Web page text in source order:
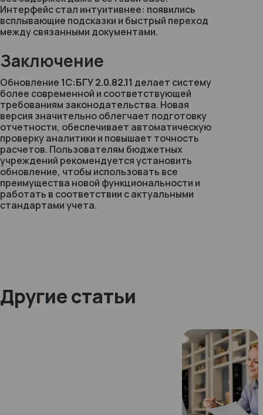
Интерфейс стал интуитивнее: появились
всплывающие подсказки и быстрый переход
между связанными документами.
Заключение
Обновление 1С:БГУ 2.0.82.11 делает систему
более современной и соответствующей
требованиям законодательства. Новая
версия значительно облегчает подготовку
отчетности, обеспечивает автоматическую
проверку аналитики и повышает точность
расчетов. Пользователям бюджетных
учреждений рекомендуется установить
обновление, чтобы использовать все
преимущества новой функциональности и
работать в соответствии с актуальными
стандартами учета.
Другие статьи